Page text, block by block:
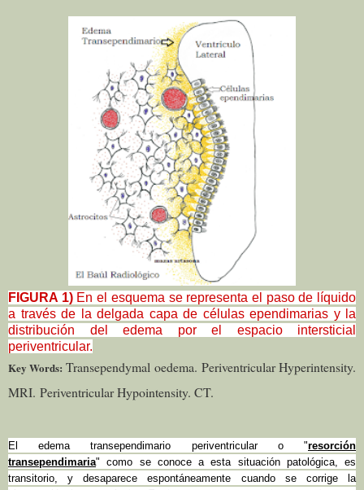
FIGURA 1)En el esquema se representa el paso de líquido
a través de la delgada capa de células ependimarias y la
distribución del edema por el espacio intersticial
periventricular.
Key Words: Transependymal oedema. Periventricular Hyperintensity.
MRI. Periventricular Hypointensity. CT.
El edema transependimario periventricular o "resorción
transependimaria" como se conoce a esta situación patológica, es
transitorio, y desaparece espontáneamente cuando se corrige la